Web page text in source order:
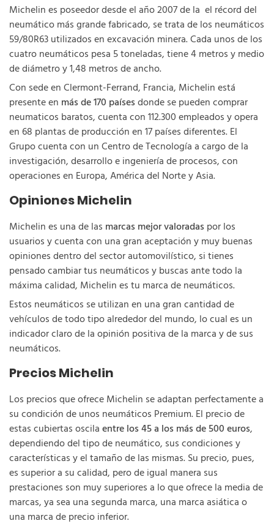
Michelin es poseedor desde el año 2007 de la el récord del
neumático más grande fabricado, se trata de los neumáticos
59/80R63 utilizados en excavación minera. Cada unos de los
cuatro neumáticos pesa 5 toneladas, tiene 4 metros y medio
de diámetro y 1,48 metros de ancho.
Con sede en Clermont-Ferrand, Francia, Michelin está
presente en más de 170 paísesdonde se pueden comprar
neumaticos baratos, cuenta con 112.300 empleados y opera
en 68 plantas de producción en 17 países diferentes. El
Grupo cuenta con un Centro de Tecnología a cargo de la
investigación, desarrollo e ingeniería de procesos, con
operaciones en Europa, América del Norte y Asia.
Opiniones Michelin
Michelin es una de las marcas mejor valoradas por los
usuarios y cuenta con una gran aceptación y muy buenas
opiniones dentro del sector automovilístico, si tienes
pensado cambiar tus neumáticos y buscas ante todo la
máxima calidad, Michelin es tu marca de neumáticos.
Estos neumáticos se utilizan en una gran cantidad de
vehículos de todo tipo alrededor del mundo, lo cual es un
indicador claro de la opinión positiva de la marca y de sus
neumáticos.
Precios Michelin
Los precios que ofrece Michelin se adaptan perfectamente a
su condición de unos neumáticos Premium. El precio de
estas cubiertas oscilaentre los 45 a los más de 500 euros,
dependiendo del tipo de neumático, sus condiciones y
características y el tamaño de las mismas. Su precio, pues,
es superior a su calidad, pero de igual manera sus
prestaciones son muy superiores a lo que ofrece la media de
marcas, ya sea una segunda marca, una marca asiática o
una marca de precio inferior.